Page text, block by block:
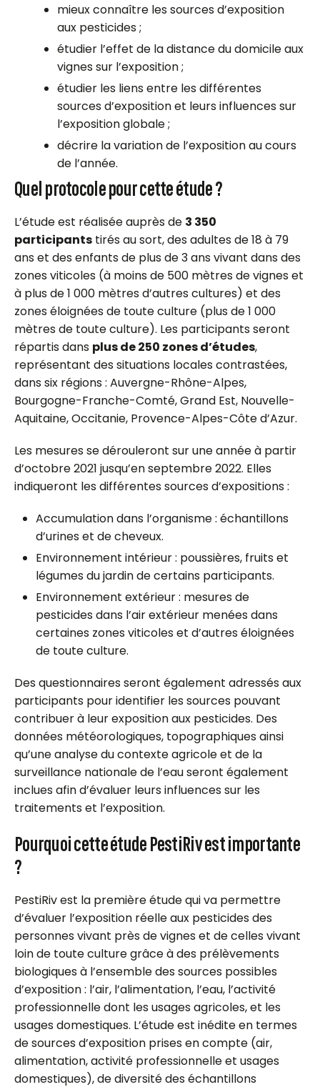
mieux connaître les sources d’exposition
aux pesticides ;
étudier l’effet de la distance du domicile aux
vignes sur l’exposition ;
étudier les liens entre les différentes
sources d’exposition et leurs influences sur
l’exposition globale ;
décrire la variation de l’exposition au cours
de l’année.
Quel protocole pour cette étude ?
L’étude est réalisée auprès de 3 350
participants tirés au sort, des adultes de 18 à 79
ans et des enfants de plus de 3 ans vivant dans des
zones viticoles (à moins de 500 mètres de vignes et
à plus de 1 000 mètres d’autres cultures) et des
zones éloignées de toute culture (plus de 1 000
mètres de toute culture). Les participants seront
répartis dans plus de 250 zones d’études,
représentant des situations locales contrastées,
dans six régions : Auvergne-Rhône-Alpes,
Bourgogne-Franche-Comté, Grand Est, Nouvelle-
Aquitaine, Occitanie, Provence-Alpes-Côte d’Azur.
Les mesures se dérouleront sur une année à partir
d’octobre 2021 jusqu’en septembre 2022. Elles
indiqueront les différentes sources d’expositions :
Accumulation dans l’organisme : échantillons
d’urines et de cheveux.
Environnement intérieur : poussières, fruits et
légumes du jardin de certains participants.
Environnement extérieur : mesures de
pesticides dans l’air extérieur menées dans
certaines zones viticoles et d’autres éloignées
de toute culture.
Des questionnaires seront également adressés aux
participants pour identifier les sources pouvant
contribuer à leur exposition aux pesticides. Des
données météorologiques, topographiques ainsi
qu’une analyse du contexte agricole et de la
surveillance nationale de l’eau seront également
inclues afin d’évaluer leurs influences sur les
traitements et l’exposition.
Pourquoi cette étude PestiRiv est importante
?
PestiRiv est la première étude qui va permettre
d’évaluer l’exposition réelle aux pesticides des
personnes vivant près de vignes et de celles vivant
loin de toute culture grâce à des prélèvements
biologiques à l’ensemble des sources possibles
d’exposition : l’air, l’alimentation, l’eau, l’activité
professionnelle dont les usages agricoles, et les
usages domestiques. L’étude est inédite en termes
de sources d’exposition prises en compte (air,
alimentation, activité professionnelle et usages
domestiques), de diversité des échantillons